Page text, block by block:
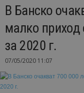
В Банско
малко приход
за 2020 г.
07/05/2020 11:07